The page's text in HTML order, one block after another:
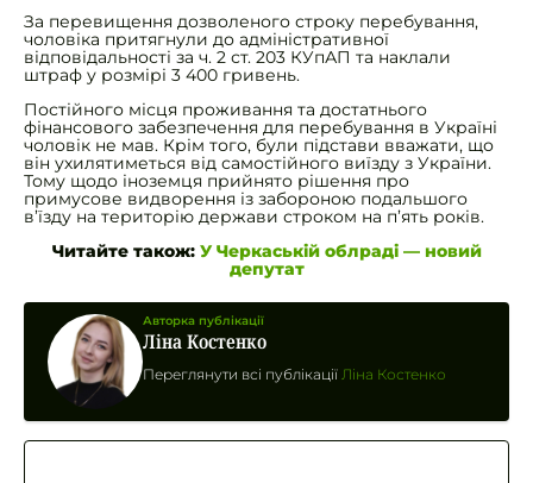
За перевищення дозволеного строку перебування,
чоловіка притягнули до адміністративної
відповідальності за ч. 2 ст. 203 КУпАП та наклали
штраф у розмірі 3 400 гривень.
Постійного місця проживання та достатнього
фінансового забезпечення для перебування в Україні
чоловік не мав. Крім того, були підстави вважати, що
він ухилятиметься від самостійного виїзду з України.
Тому щодо іноземця прийнято рішення про
примусове видворення із забороною подальшого
в’їзду на територію держави строком на п’ять років.
Читайте також:У Черкаській облраді — новий
депутат
Авторка публікації
Ліна Костенко
Переглянути всі публікації Ліна Костенко